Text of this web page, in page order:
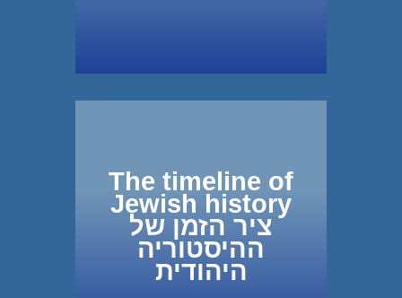
The timeline of
Jewish history
ציר הזמן של
ההיסטוריה
היהודית